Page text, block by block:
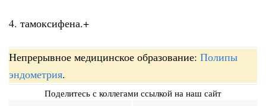
4. тамоксифена.+
Непрерывное медицинское образование: Полипы
эндометрия.
Поделитесь с коллегами ссылкой на наш сайт